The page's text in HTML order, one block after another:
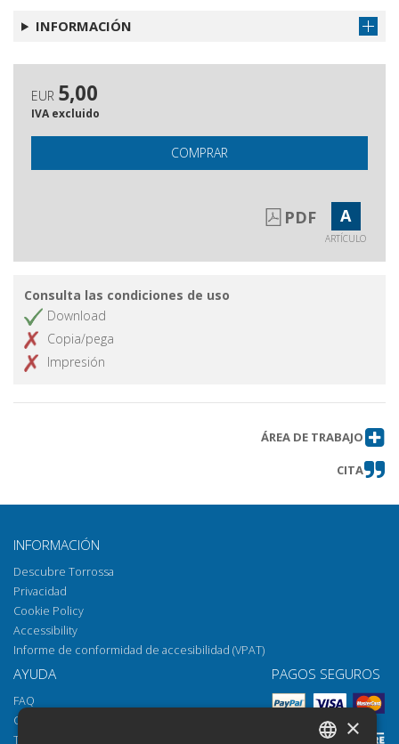
INFORMACIÓN
EUR 5,00
IVA excluido
COMPRAR
PDF A
ARTÍCULO
Consulta las condiciones de uso
Download
Copia/pega
Impresión
ÁREA DE TRABAJO
CITA
INFORMACIÓN
Descubre Torrossa
Privacidad
Cookie Policy
Accessibility
Informe de conformidad de accesibilidad (VPAT)
AYUDA
FAQ
Cómo abrir los archivos
Torrossa Reader
PAGOS SEGUROS
×